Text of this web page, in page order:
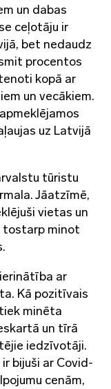
un dabas
ceļotāju ir
bet nedaudz
procentos
kopā ar
un vecākiem.
uz Latvijā
tūristu
Jāatzīmē,
vietas un
tostarp minot
ar
Kā pozitīvais
minēta
un tīrā
iedzīvotāji.
bijuši ar Covid-
cenām,